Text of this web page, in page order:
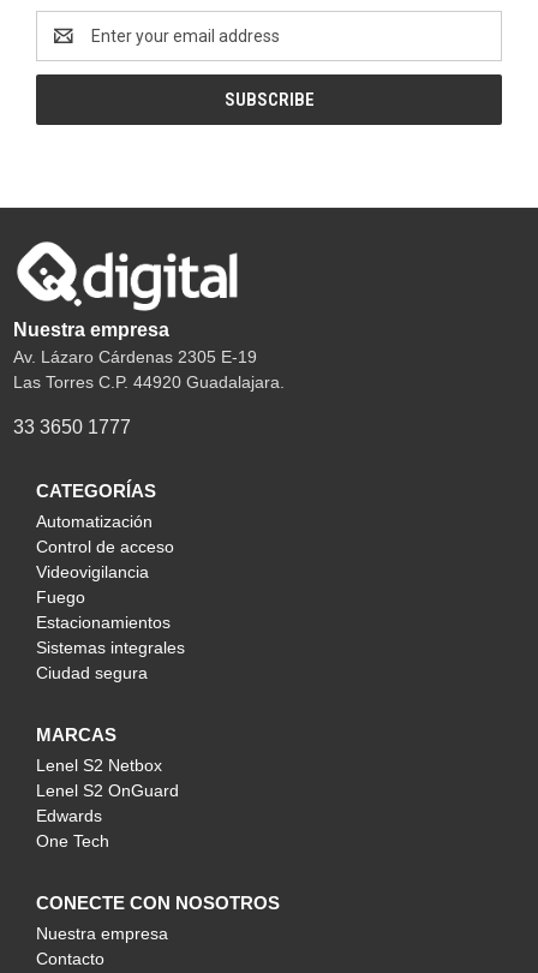
Address
Nuestra empresa
Av. Lázaro Cárdenas 2305 E-19
Las Torres C.P. 44920 Guadalajara.
33 3650 1777
CATEGORÍAS
Automatización
Control de acceso
Videovigilancia
Fuego
Estacionamientos
Sistemas integrales
Ciudad segura
MARCAS
Lenel S2 Netbox
Lenel S2 OnGuard
Edwards
One Tech
CONECTE CON NOSOTROS
Nuestra empresa
Contacto